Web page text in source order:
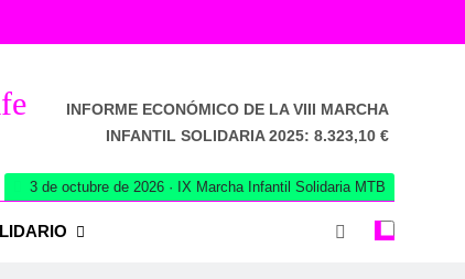
INFORME ECONÓMICO DE LA VIII MARCHA
INFANTIL SOLIDARIA 2025: 8.323,10 €
3 de octubre de 2026 · IX Marcha Infantil Solidaria MTB